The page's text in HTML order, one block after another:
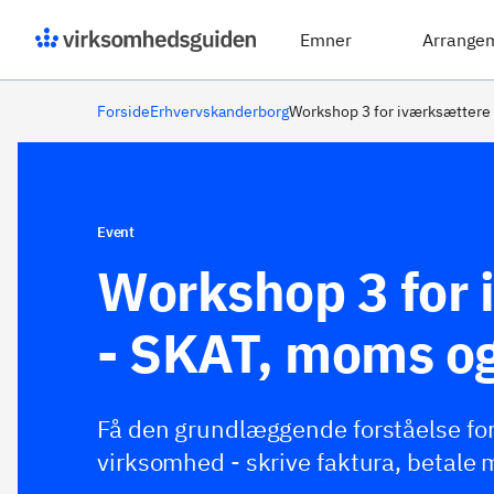
Emner
ForsideErhvervskanderborgWorkshop 3 for iværksættere
Event
Workshop 3
- SKAT, moms
Få den grundlæggende forståelse
virksomhed - skrive faktura, betale